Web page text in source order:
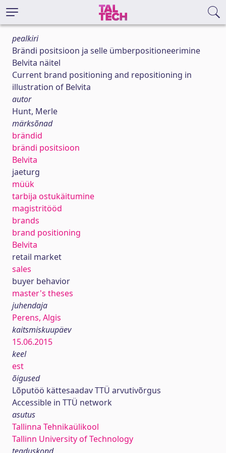
pealkiri
Brändi positsioon ja selle ümberpositioneerimine
Belvita näitel
Current brand positioning and repositioning in
illustration of Belvita
autor
Hunt, Merle
märksõnad
brändid
brändi positsioon
Belvita
jaeturg
müük
tarbija ostukäitumine
magistritööd
brands
brand positioning
Belvita
retail market
sales
buyer behavior
master's theses
juhendaja
Perens, Algis
kaitsmiskuupäev
15.06.2015
keel
est
õigused
Lõputöö kättesaadav TTÜ arvutivõrgus
Accessible in TTÜ network
asutus
Tallinna Tehnikaülikool
Tallinn University of Technology